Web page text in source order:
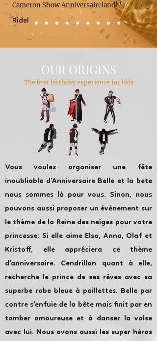
Cameron Show Anniversaireland!"
Ridel
OUR ORIGINS
The best birthday experience for kids
Vous voulez organiser une fête
inoubliable d'Anniversaire Belle et la bete
nous sommes là pour vous. Sinon, nous
pouvons aussi proposer un événement sur
le thème de la Reine des neiges pour votre
princesse: Si elle aime Elsa, Anna, Olaf et
Kristoff, elle appréciera ce thème
d'anniversaire. Cendrillon quant à elle,
recherche le prince de ses rêves avec sa
superbe robe bleue à paillettes. Belle par
contre s'enfuie de la bête mais finit par en
tomber amoureuse et à danser la valse
avec lui. Nous avons aussi les super héros